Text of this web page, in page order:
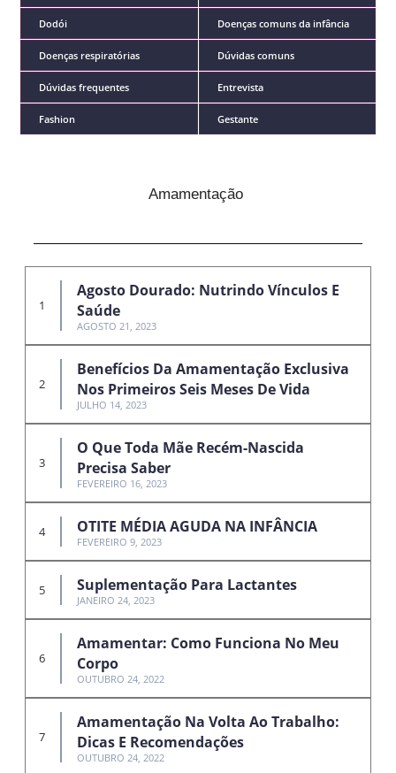
Dodói Doenças comuns da infância
Doenças respiratórias Dúvidas comuns
Dúvidas frequentes Entrevista
Fashion Gestante
Amamentação
Agosto Dourado: Nutrindo Vínculos E
Saúde
AGOSTO 21, 2023
Benefícios Da Amamentação Exclusiva
Nos Primeiros Seis Meses De Vida
JULHO 14, 2023
O Que Toda Mãe Recém-Nascida
Precisa Saber
FEVEREIRO 16, 2023
OTITE MÉDIA AGUDA NA INFÂNCIA
FEVEREIRO 9, 2023
Suplementação Para Lactantes
JANEIRO 24, 2023
Amamentar: Como Funciona No Meu
Corpo
OUTUBRO 24, 2022
Amamentação Na Volta Ao Trabalho:
Dicas E Recomendações
OUTUBRO 24, 2022